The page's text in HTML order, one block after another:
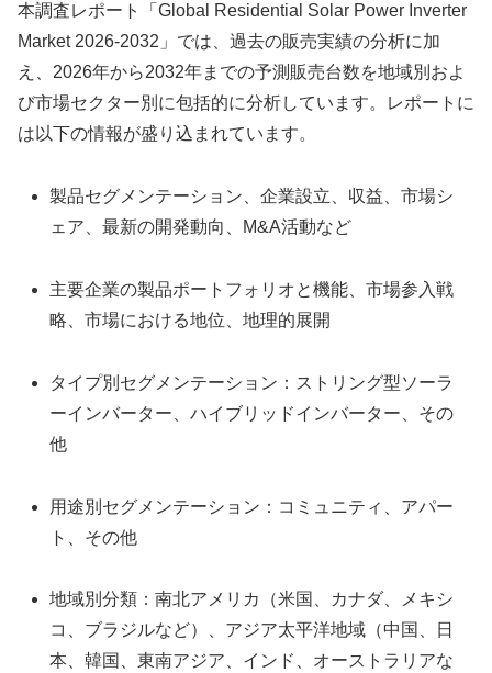
本調査レポート「Global Residential Solar Power Inverter
Market 2026-2032」では、過去の販売実績の分析に加
え、2026年から2032年までの予測販売台数を地域別およ
び市場セクター別に包括的に分析しています。レポートに
は以下の情報が盛り込まれています。
製品セグメンテーション、企業設立、収益、市場シ
ェア、最新の開発動向、M&A活動など
主要企業の製品ポートフォリオと機能、市場参入戦
略、市場における地位、地理的展開
タイプ別セグメンテーション：ストリング型ソーラ
ーインバーター、ハイブリッドインバーター、その
他
用途別セグメンテーション：コミュニティ、アパー
ト、その他
地域別分類：南北アメリカ（米国、カナダ、メキシ
コ、ブラジルなど）、アジア太平洋地域（中国、日
本、韓国、東南アジア、インド、オーストラリアな